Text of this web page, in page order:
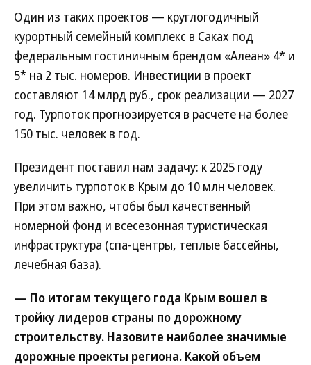
Один из таких проектов — круглогодичный
курортный семейный комплекс в Саках под
федеральным гостиничным брендом «Алеан» 4* и
5* на 2 тыс. номеров. Инвестиции в проект
составляют 14 млрд руб., срок реализации — 2027
год. Турпоток прогнозируется в расчете на более
150 тыс. человек в год.
Президент поставил нам задачу: к 2025 году
увеличить турпоток в Крым до 10 млн человек.
При этом важно, чтобы был качественный
номерной фонд и всесезонная туристическая
инфраструктура (спа-центры, теплые бассейны,
лечебная база).
— По итогам текущего года Крым вошел в
тройку лидеров страны по дорожному
строительству. Назовите наиболее значимые
дорожные проекты региона. Какой объем